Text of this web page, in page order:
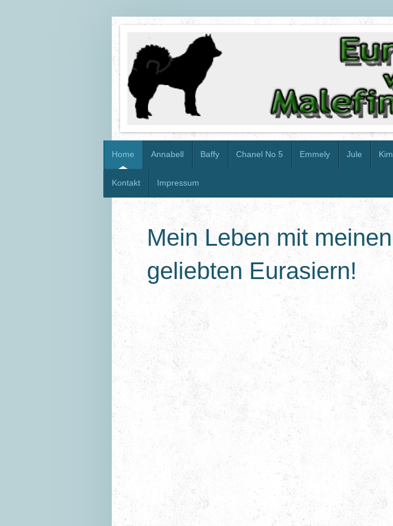
Home Annabell Baffy Chanel No 5 Emmely Jule Kim
Kontakt Impressum
Mein Leben mit meinen
geliebten Eurasiern!